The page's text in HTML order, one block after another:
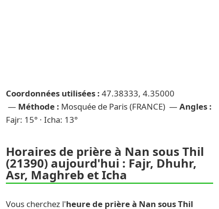
Coordonnées utilisées : 47.38333, 4.35000
— Méthode : Mosquée de Paris (FRANCE) — Angles :
Fajr: 15° · Icha: 13°
Horaires de prière à Nan sous Thil
(21390) aujourd'hui : Fajr, Dhuhr,
Asr, Maghreb et Icha
Vous cherchez l'heure de prière à Nan sous Thil